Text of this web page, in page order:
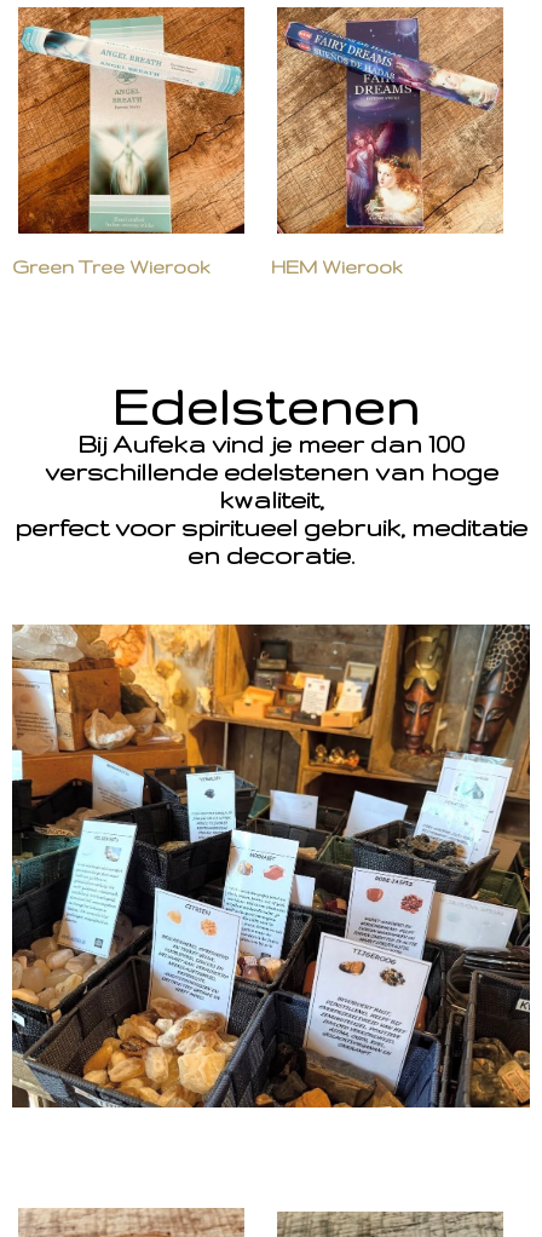
Green Tree Wierook HEM Wierook
Edelstenen
Bij Aufeka vind je meer dan 100
verschillende edelstenen van hoge
kwaliteit,
perfect voor spiritueel gebruik, meditatie
en decoratie.